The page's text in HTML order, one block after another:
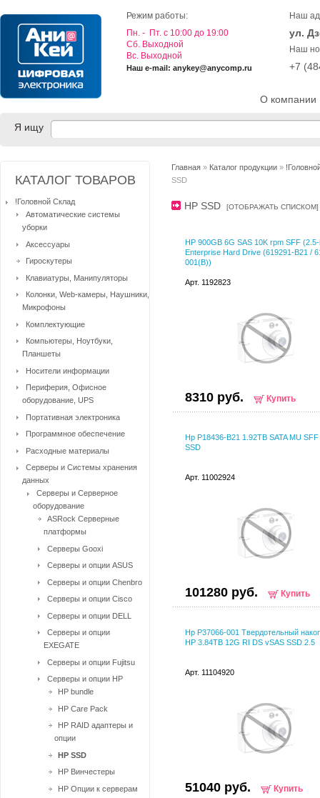
О компании
Режим работы:
Пн. - Пт. с 10:00 до 19:00
Cб. Выходной
Вс. Выходной
Наш e-mail: anykey@anycomp.ru
Наш
ул.
Наш
+7
Я ищу
Главная » Каталог продукции »
SSD
HP SSD [ОТОБРАЖАТЬ СПИСКОМ]
HP 900GB 6G SAS 10K rpm SFF
Enterprise Hard Drive (619291-B21 /
001(B))
Арт. 1192823
8310 руб. Купить
Hp P18436-B21 1.92TB SATA MU
SSD
Арт. 11002924
101280 руб. Купить
Hp P37066-001 Твердотельный
HP 3.84TB 12G RI DS vSAS SSD 2.5
Арт. 11104920
51040 руб. Купить
КАТАЛОГ ТОВАРОВ
!Головной Склад
Автоматические системы
уборки
Аксессуары
Гироскутеры
Клавиатуры, Манипуляторы
Колонки, Web-камеры, Наушники,
Микрофоны
Комплектующие
Компьютеры, Ноутбуки,
Планшеты
Носители информации
Периферия, Офисное
оборудование, UPS
Портативная электроника
Программное обеспечение
Расходные материалы
Серверы и Системы хранения
данных
Серверы и Серверное
оборудование
ASRock Серверные
платформы
Серверы Gooxi
Серверы и опции ASUS
Серверы и опции Chenbro
Серверы и опции Cisco
Серверы и опции DELL
Серверы и опции
EXEGATE
Серверы и опции Fujitsu
Серверы и опции HP
HP bundle
HP Care Pack
HP RAID адаптеры и
опции
HP SSD
HP Винчестеры
HP Опции к серверам